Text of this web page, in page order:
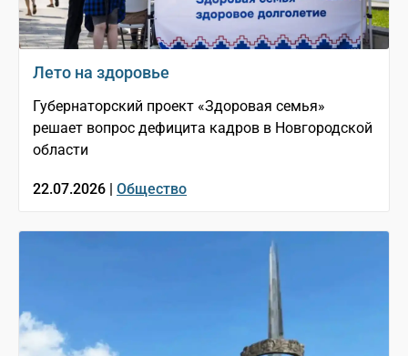
Лето на здоровье
Губернаторский проект «Здоровая семья»
решает вопрос дефицита кадров в Новгородской
области
22.07.2026 | Общество